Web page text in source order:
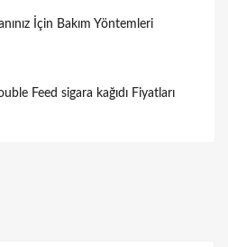
İçin Bakım Yöntemleri
Feed sigara kağıdı Fiyatları